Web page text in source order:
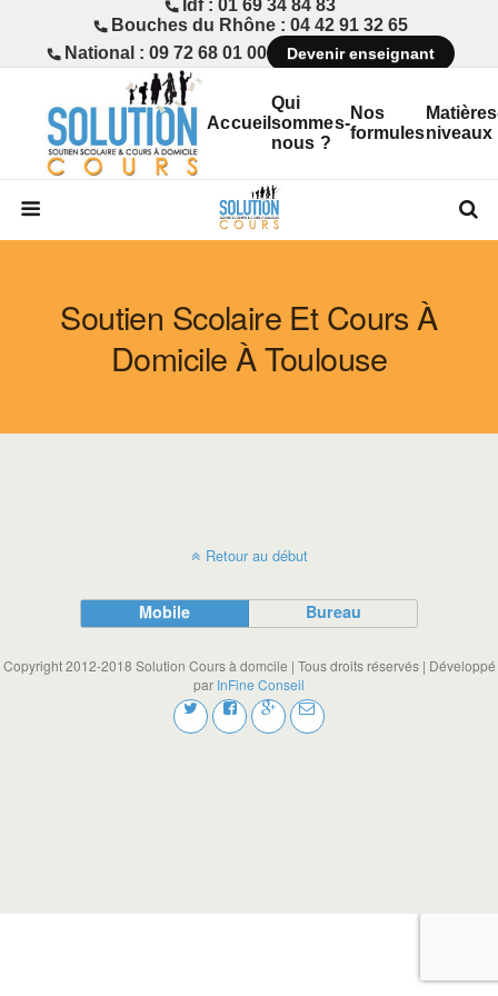
Idf : 01 69 34 84 83
Bouches du Rhône : 04 42 91 32 65
National : 09 72 68 01 00
Devenir enseignant
Accueil
Qui
sommes-
nous ?
Nos
formulesniveaux
Soutien Scolaire Et Cours À
Domicile À Toulouse
Retour au début
Mobile Bureau
Copyright 2012-2018 Solution Cours à domcile | Tous droits réservés | Développé
par InFine Conseil